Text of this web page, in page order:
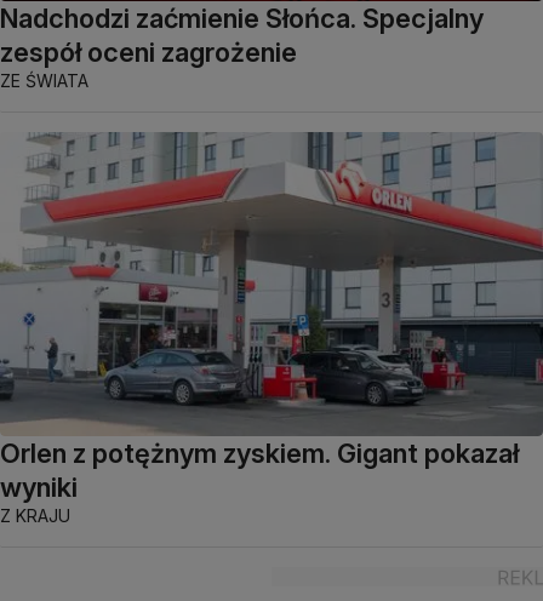
Nadchodzi zaćmienie Słońca. Specjalny
zespół oceni zagrożenie
ZE ŚWIATA
Orlen z potężnym zyskiem. Gigant pokazał
wyniki
Z KRAJU